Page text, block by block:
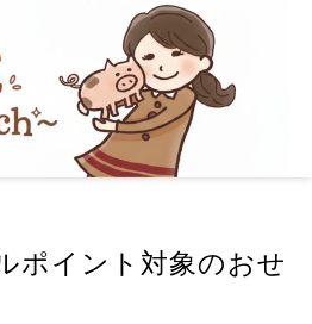
ポイント対象のおせ